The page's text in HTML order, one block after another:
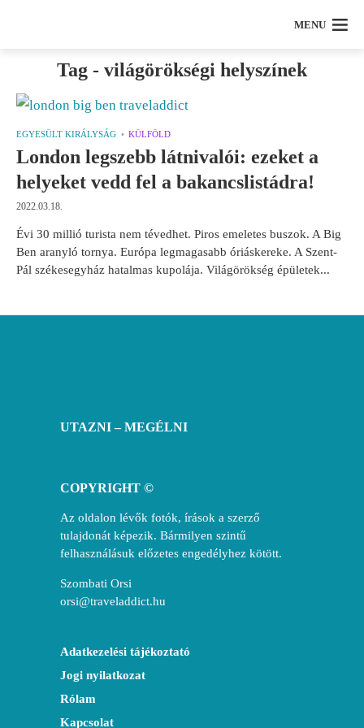
MENU
Tag - világörökségi helyszínek
EGYESÜLT KIRÁLYSÁG KÜLFÖLD
London legszebb látnivalói: ezeket a
helyeket vedd fel a bakancslistádra!
2022.03.18.
Évi 30 millió turista nem tévedhet. Piros emeletes buszok. A Big
Ben aranyló tornya. Európa legmagasabb óriáskereke. A Szent-
Pál székesegyház hatalmas kupolája. Világörökség épületek...
UTAZNI – MEGÉLNI
COPYRIGHT ©
Az oldalon lévők fotók, írások a szerző
tulajdonát képezik. Bármilyen szintű
felhasználásuk előzetes engedélyhez kötött.
Szombati Orsi
orsi@traveladdict.hu
Adatkezelési tájékoztató
Jogi nyilatkozat
Rólam
Kapcsolat